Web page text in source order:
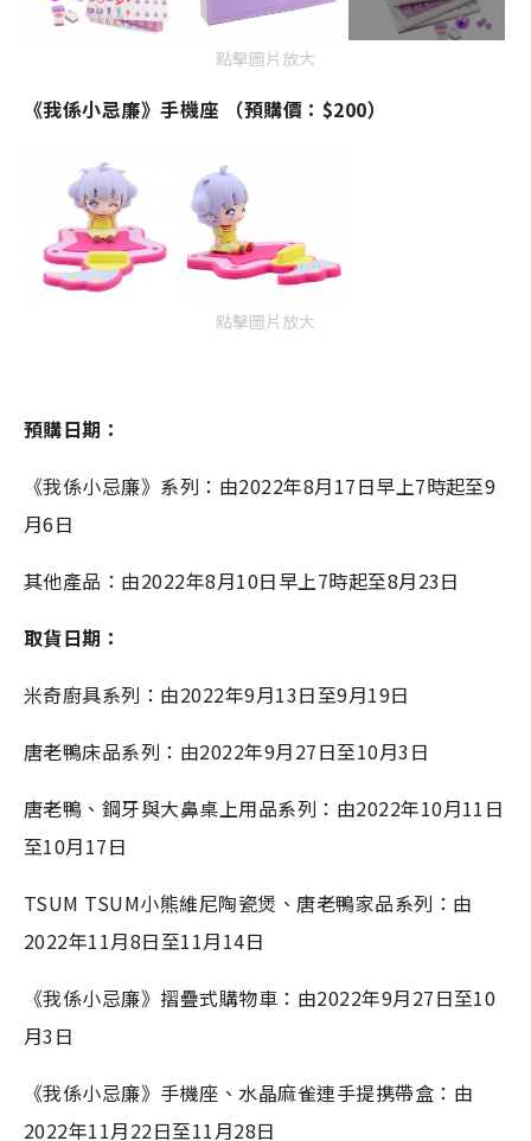
點擊圖片放大
《我係小忌廉》手機座 （預購價：$200）
點擊圖片放大
預購日期：
《我係小忌廉》系列：由2022年8月17日早上7時起至9
月6日
其他產品：由2022年8月10日早上7時起至8月23日
取貨日期：
米奇廚具系列：由2022年9月13日至9月19日
唐老鴨床品系列：由2022年9月27日至10月3日
唐老鴨、鋼牙與大鼻桌上用品系列：由2022年10月11日
至10月17日
TSUM TSUM小熊維尼陶瓷煲、唐老鴨家品系列：由
2022年11月8日至11月14日
《我係小忌廉》摺疊式購物車：由2022年9月27日至10
月3日
《我係小忌廉》手機座、水晶麻雀連手提携帶盒：由
2022年11月22日至11月28日